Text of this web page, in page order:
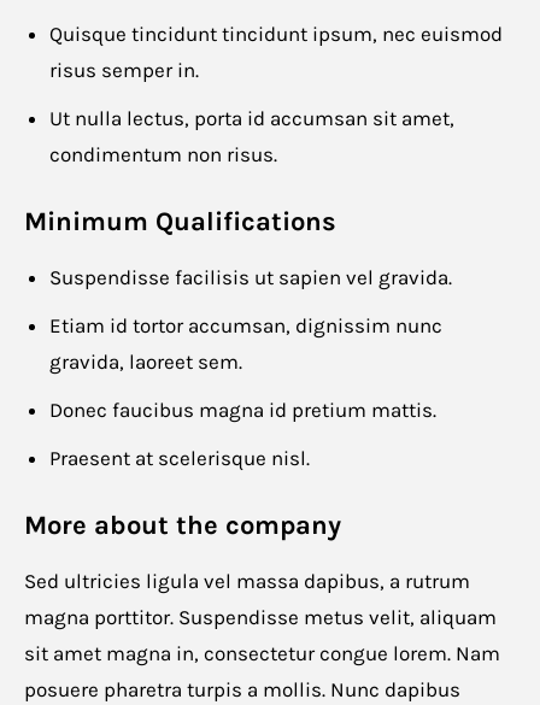
Email*
Resume*
Drag and drop or browse
Website URL
Quisque tincidunt tincidunt ipsum, nec euismod
risus semper in.
Ut nulla lectus, porta id accumsan sit amet,
condimentum non risus.
Minimum Qualifications
Suspendisse facilisis ut sapien vel gravida.
Etiam id tortor accumsan, dignissim nunc
gravida, laoreet sem.
Donec faucibus magna id pretium mattis.
Praesent at scelerisque nisl.
More about the company
Sed ultricies ligula vel massa dapibus, a rutrum
magna porttitor. Suspendisse metus velit, aliquam
sit amet magna in, consectetur congue lorem. Nam
posuere pharetra turpis a mollis. Nunc dapibus